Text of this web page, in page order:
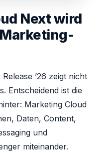
Next wird
’26 zeigt nicht
Entscheidend ist die
Marketing Cloud
Daten, Content,
und
miteinander.